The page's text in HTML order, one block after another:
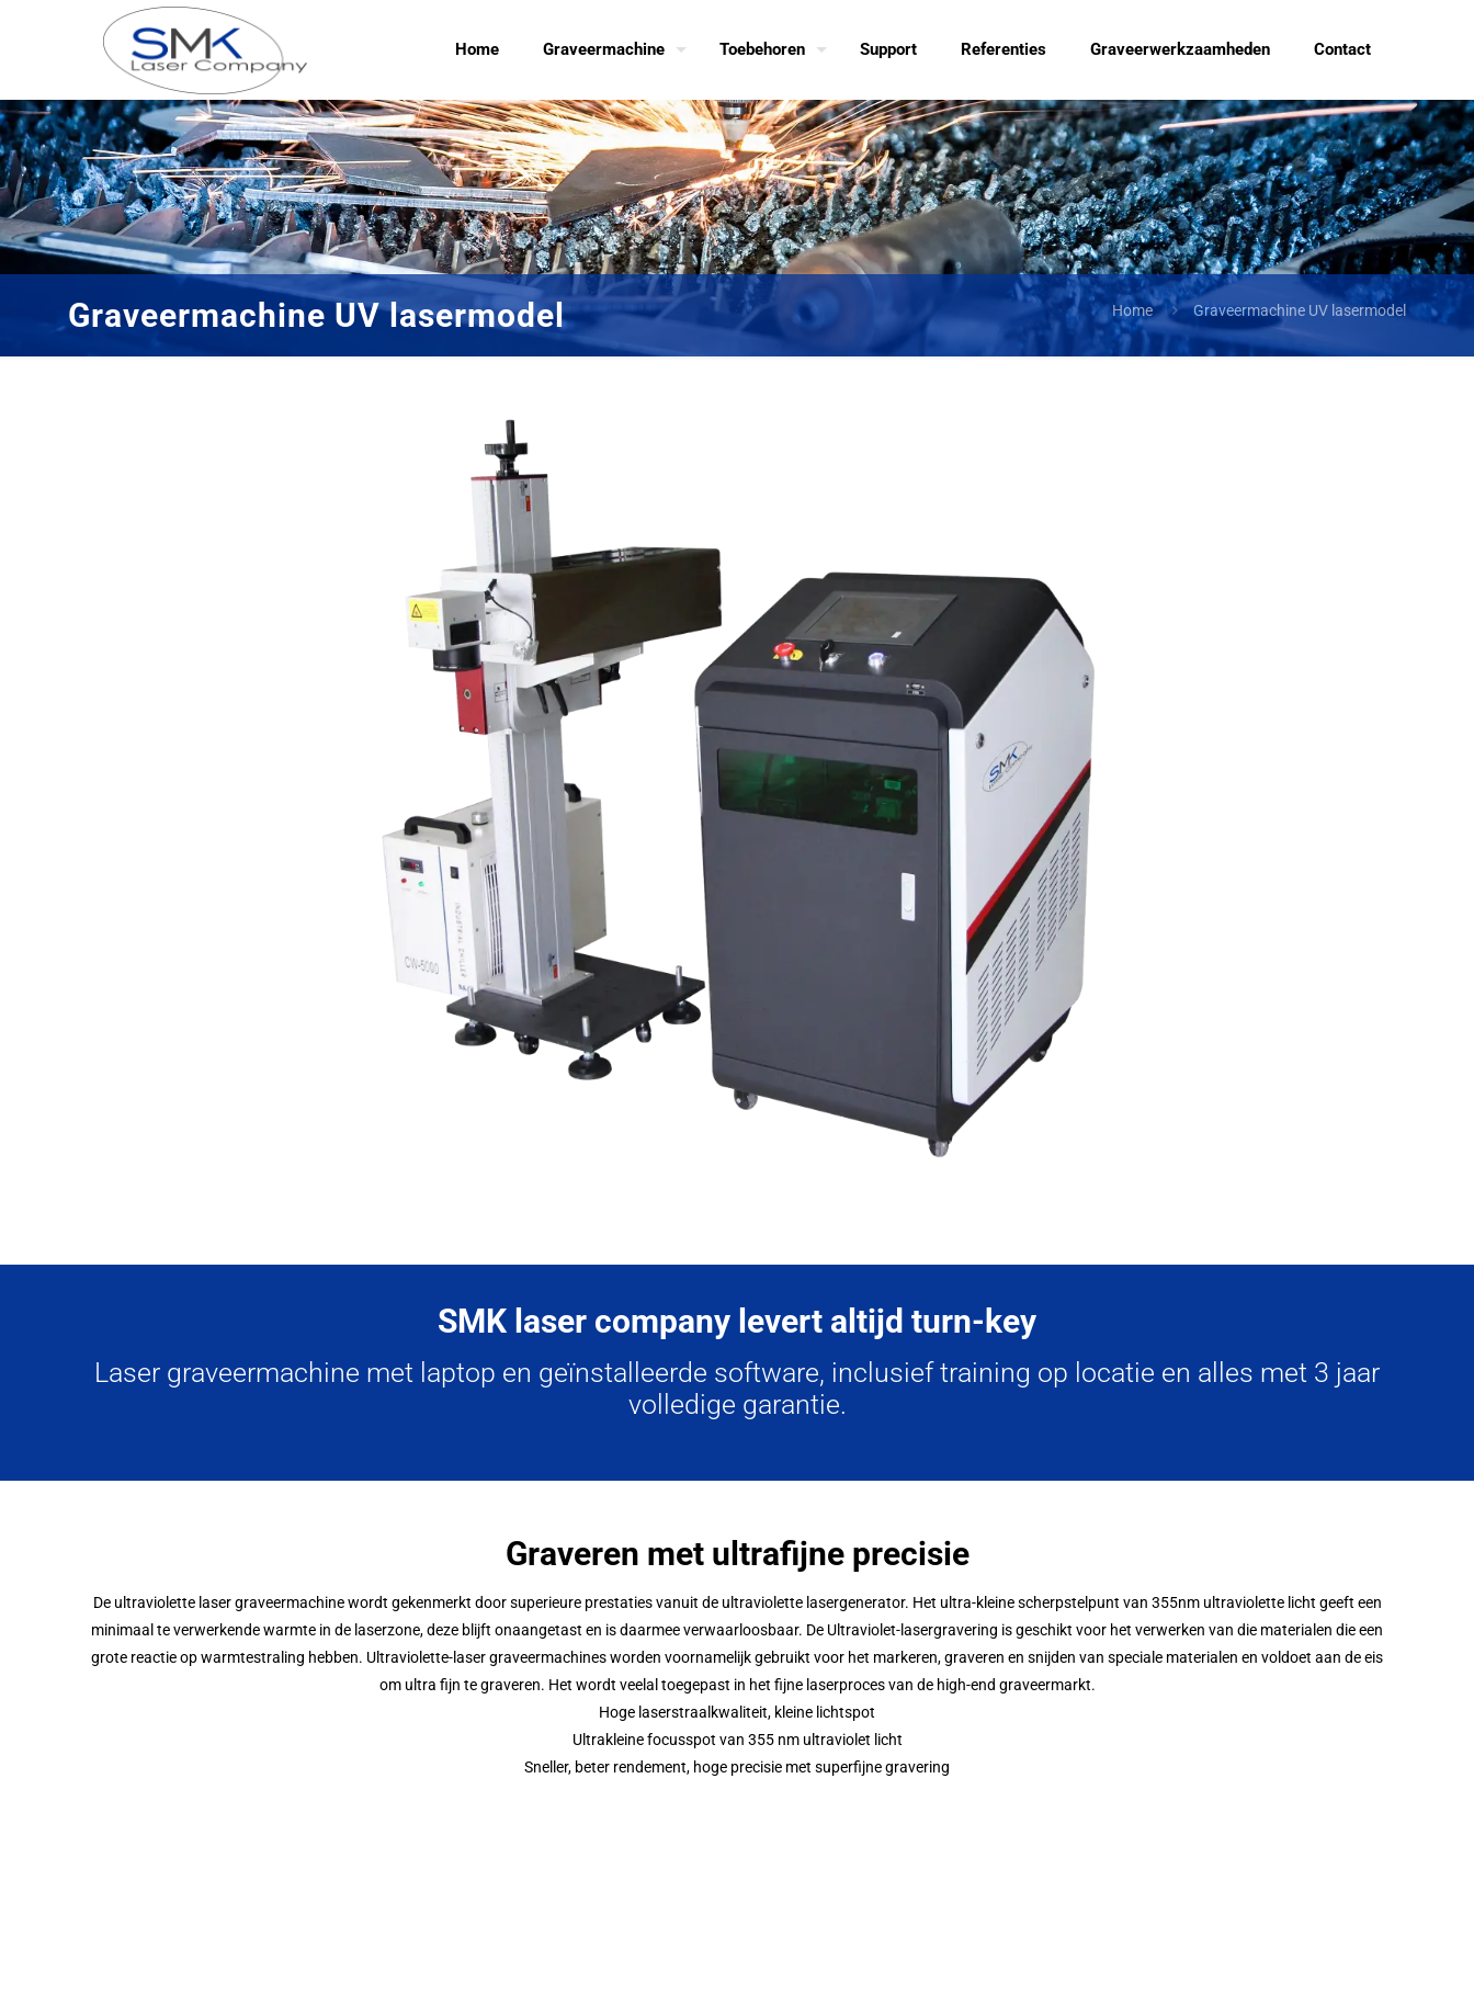
Home Graveermachine Toebehoren Support Referenties Graveerwerkzaamheden Contact
Graveermachine UV lasermodel Home Graveermachine UV lasermodel
SMK laser company levert altijd turn-key
Laser graveermachine met laptop en geïnstalleerde software, inclusief training op locatie en alles met 3 jaar
volledige garantie.
Graveren met ultrafijne precisie
De ultraviolette laser graveermachine wordt gekenmerkt door superieure prestaties vanuit de ultraviolette lasergenerator. Het ultra-kleine scherpstelpunt van 355nm ultraviolette licht geeft een
minimaal te verwerkende warmte in de laserzone, deze blijft onaangetast en is daarmee verwaarloosbaar. De Ultraviolet-lasergravering is geschikt voor het verwerken van die materialen die een
grote reactie op warmtestraling hebben. Ultraviolette-laser graveermachines worden voornamelijk gebruikt voor het markeren, graveren en snijden van speciale materialen en voldoet aan de eis
om ultra fijn te graveren. Het wordt veelal toegepast in het fijne laserproces van de high-end graveermarkt.
Hoge laserstraalkwaliteit, kleine lichtspot
Ultrakleine focusspot van 355 nm ultraviolet licht
Sneller, beter rendement, hoge precisie met superfijne gravering